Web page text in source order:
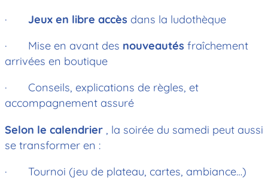
· Jeux en libre accès dans la ludothèque
· Mise en avant des nouveautés fraîchement
arrivées en boutique
· Conseils, explications de règles, et
accompagnement assuré
Selon le calendrier , la soirée du samedi peut aussi
se transformer en :
· Tournoi (jeu de plateau, cartes, ambiance…)